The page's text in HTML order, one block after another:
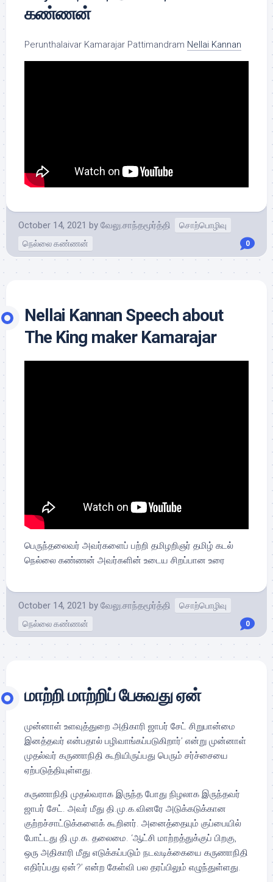
கண்ணன்
Perunthalaivar Kamarajar Pattimandram Nellai Kannan
October 14, 2021 by வேலு.சாந்தமூர்த்தி
சொற்பொழிவு
நெல்லை கண்ணன்
0
Nellai Kannan Speech about
The King maker Kamarajar
பெருந்தலைவர் அவர்களைப் பற்றி தமிழறிஞர் தமிழ் கடல்
நெல்லை கண்ணன் அவர்களின் உடைய சிறப்பான உரை
October 14, 2021 by வேலு.சாந்தமூர்த்தி
சொற்பொழிவு
நெல்லை கண்ணன்
0
மாற்றி மாற்றிப் பேசுவது ஏன்
முன்னாள் உளவுத்துறை அதிகாரி ஜாபர் சேட் சிறுபான்மை
இனத்தவர் என்பதால் பழிவாங்கப்படுகிறார்’ என்று முன்னாள்
முதல்வர் கருணாநிதி கூறியிருப்பது பெரும் சர்ச்சையை
ஏற்படுத்தியுள்ளது.
கருணாநிதி முதல்வராக இருந்த போது நிழலாக இருந்தவர்
ஜாபர் சேட். அவர் மீது தி.மு.க.வினரே அடுக்கடுக்கான
குற்றச்சாட்டுக்களைக் கூறினர். அனைத்தையும் குப்பையில்
போட்டது தி.மு.க. தலைமை. ‘ஆட்சி மாற்றத்துக்குப் பிறகு,
ஒரு அதிகாரி மீது எடுக்கப்படும் நடவடிக்கையை கருணாநிதி
எதிர்ப்பது ஏன்?’ என்ற கேள்வி பல தரப்பிலும் எழுந்துள்ளது.